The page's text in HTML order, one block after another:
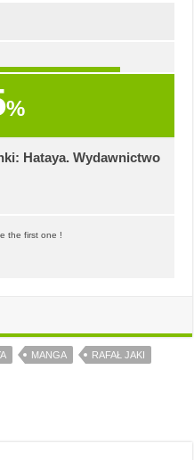
%
Hataya. Wydawnictwo
the first one !
MANGA
RAFAŁ JAKI